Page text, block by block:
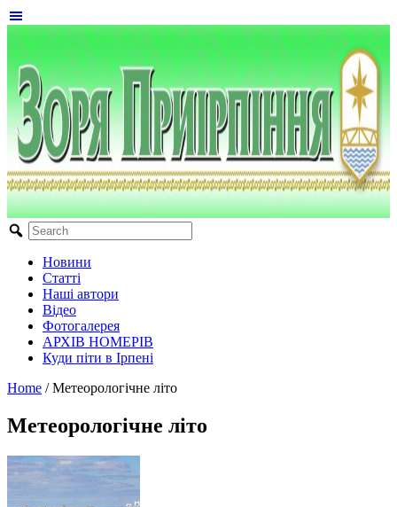
Новини
Статті
Наші автори
Відео
Фотогалерея
АРХІВ НОМЕРІВ
Куди піти в Ірпені
Home / Метеорологічне літо
Метеорологічне літо